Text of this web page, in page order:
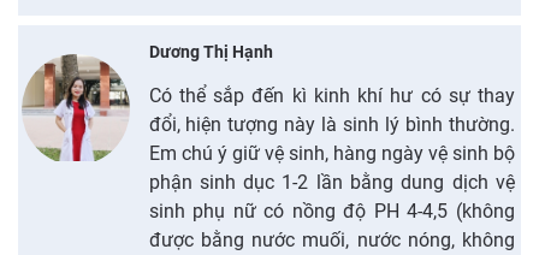
Dương Thị Hạnh
Có thể sắp đến kì kinh khí hư có sự thay
đổi, hiện tượng này là sinh lý bình thường.
Em chú ý giữ vệ sinh, hàng ngày vệ sinh bộ
phận sinh dục 1-2 lần bằng dung dịch vệ
sinh phụ nữ có nồng độ PH 4-4,5 (không
được bằng nước muối, nước nóng, không